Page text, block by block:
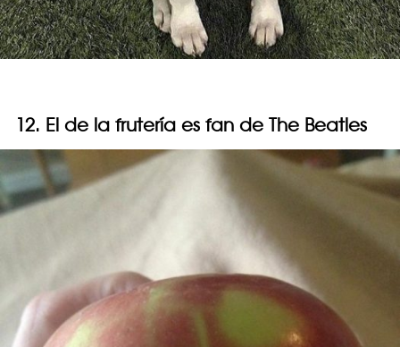
12. El de la frutería es fan de The Beatles